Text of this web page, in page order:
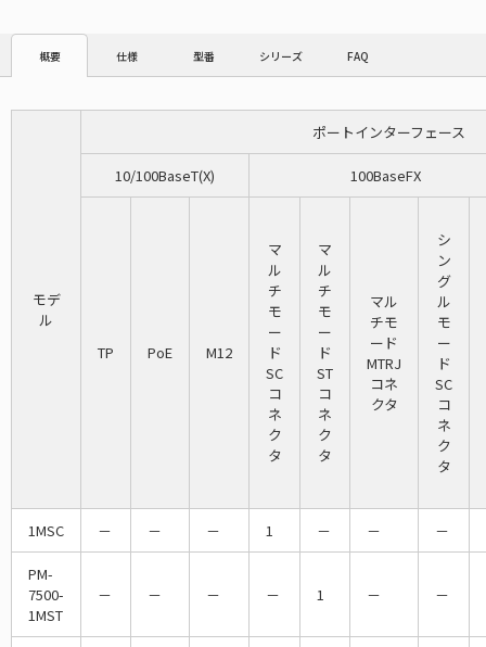
概要 仕様 型番 シリーズ FAQ
モデ
ル
ポートインターフェース
10/100BaseT(X) 100BaseFX
TP PoE M12
マ
ル
チ
モ
ー
ド
SC
コ
ネ
ク
タ
マ
ル
チ
モ
ー
ド
ST
コ
ネ
ク
タ
マル
チモ
ード
MTRJ
コネ
クタ
シ
ン
グ
ル
モ
ー
ド
SC
コ
ネ
ク
タ
1MSC － － － 1 － － －
PM-
7500-
1MST
－ － － － 1 － －